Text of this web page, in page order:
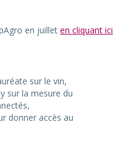
en juillet en cliquant ici
sur le vin,
sur la mesure du
donner accès au